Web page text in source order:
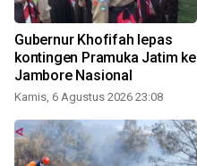
Gubernur Khofifah lepas
kontingen Pramuka Jatim ke
Jambore Nasional
Kamis, 6 Agustus 2026 23:08